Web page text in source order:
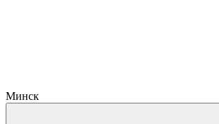
Минск